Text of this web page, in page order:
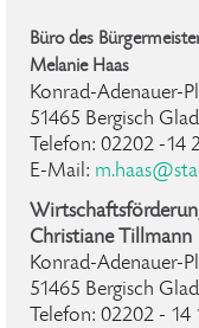
Büro des
Melanie Haas
Konrad-Adenauer-
51465 Bergisch
Telefon: 02202 -14
E-Mail:
Christiane Tillmann
Konrad-Adenauer-
51465 Bergisch
Telefon: 02202 - 14